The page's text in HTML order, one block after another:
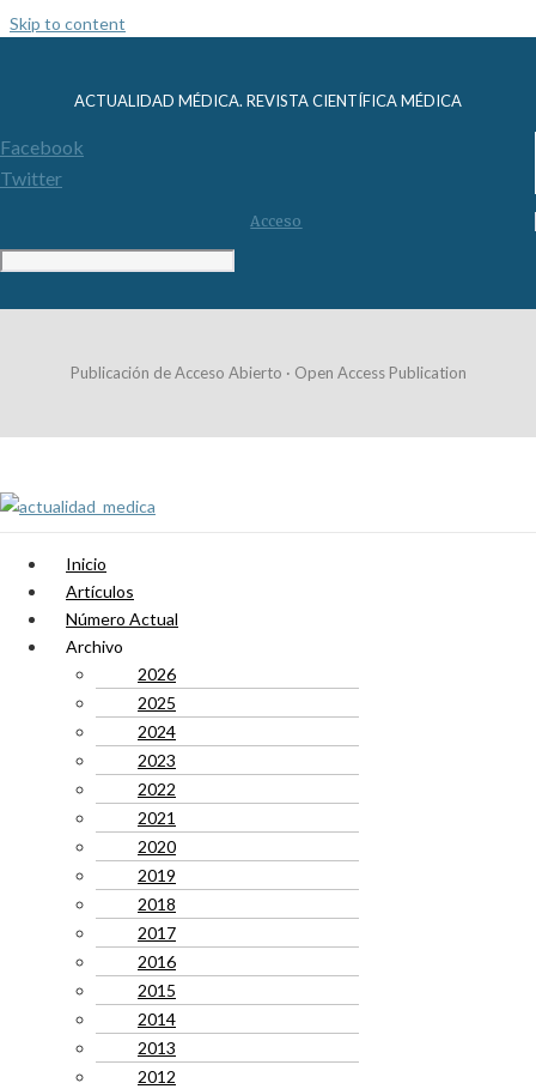
Skip to content
ACTUALIDAD MÉDICA. REVISTA CIENTÍFICA MÉDICA
Facebook
Twitter
Acceso
Publicación de Acceso Abierto · Open Access Publication
Inicio
Artículos
Número Actual
Archivo
2026
2025
2024
2023
2022
2021
2020
2019
2018
2017
2016
2015
2014
2013
2012